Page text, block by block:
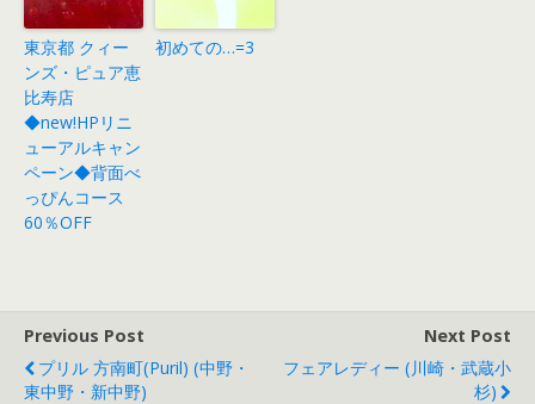
東京都 クィー
ンズ・ピュア恵
比寿店
◆new!HPリニ
ューアルキャン
ペーン◆背面べ
っぴんコース
60％OFF
初めての…=3
Previous Post
プリル 方南町(Puril) (中野・
東中野・新中野)
Next Post
フェアレディー (川崎・武蔵小
杉)